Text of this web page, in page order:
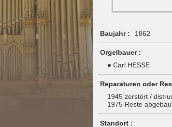
Baujahr : 1862
Orgelbauer :
● Carl HESSE
Reparaturen oder
1945 zerstört /
1975 Reste
Standort :